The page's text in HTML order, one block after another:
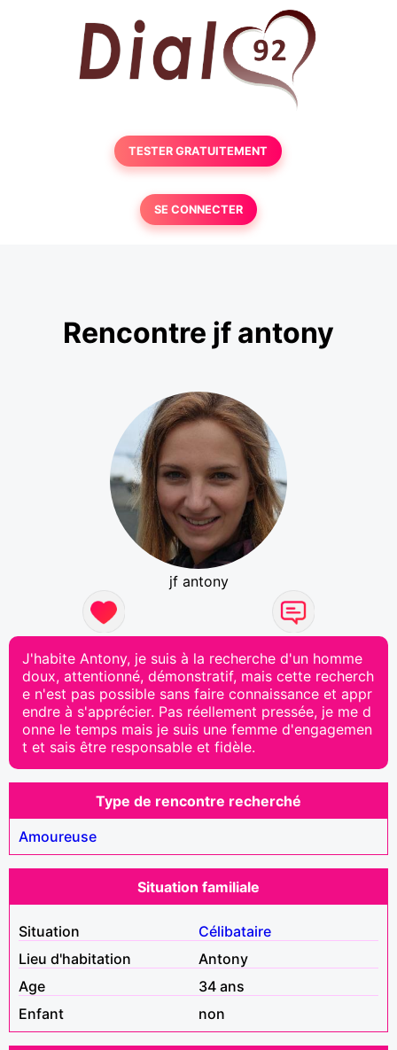
TESTER GRATUITEMENT
SE CONNECTER
Rencontre jf antony
jf antony
J'habite Antony, je suis à la recherche d'un homme
doux, attentionné, démonstratif, mais cette recherch
e n'est pas possible sans faire connaissance et appr
endre à s'apprécier. Pas réellement pressée, je me d
onne le temps mais je suis une femme d'engagemen
t et sais être responsable et fidèle.
Type de rencontre recherché
Amoureuse
Situation familiale
Situation
Célibataire
Lieu d'habitation
Antony
Age
34 ans
Enfant
non